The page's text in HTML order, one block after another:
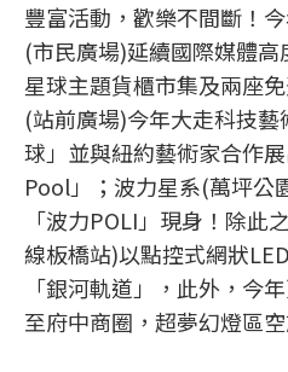
豐富活動，歡樂不間斷！
(市民廣場)延續國際媒體
星球主題貨櫃市集及兩座
(站前廣場)今年大走科技
球」並與紐約藝術家合作
Pool」；波力星系(萬坪公
「波力POLI」現身！除此
線板橋站)以點控式網狀
「銀河軌道」，此外，今
至府中商圈，超夢幻燈區空